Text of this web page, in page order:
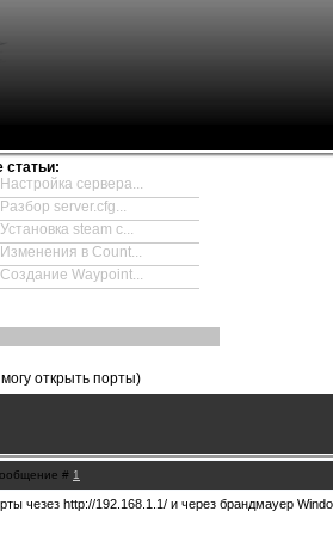
статьи:
Настройка сервера...
Разбор server.cfg...
Установка steam с...
Изменения в Count...
Создание Waypoint...
открыть порты)
# 1
чезез http://192.168.1.1/ и через брандмауер